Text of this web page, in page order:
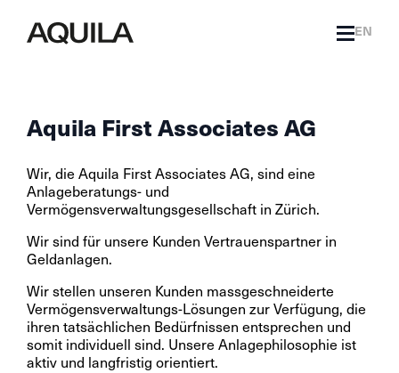
EN
Aquila First Associates AG
Wir, die Aquila First Associates AG, sind eine
Anlageberatungs- und
Vermögensverwaltungsgesellschaft in Zürich.
Wir sind für unsere Kunden Vertrauenspartner in
Geldanlagen.
Wir stellen unseren Kunden massgeschneiderte
Vermögensverwaltungs-Lösungen zur Verfügung, die
ihren tatsächlichen Bedürfnissen entsprechen und
somit individuell sind. Unsere Anlagephilosophie ist
aktiv und langfristig orientiert.